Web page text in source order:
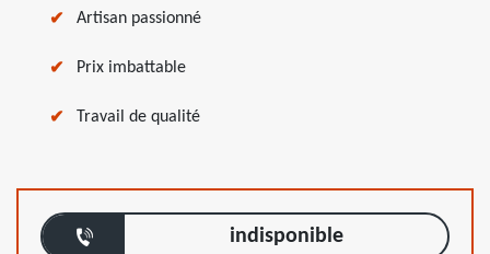
Artisan passionné
Prix imbattable
Travail de qualité
indisponible